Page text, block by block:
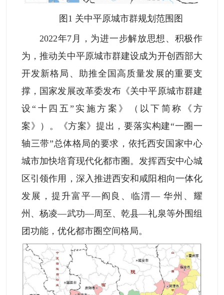
图1 关中平原城市群规划范围图
2022年7月，为进一步解放思想、积极作
为，推动关中平原城市群建设成为开创西部大
开发新格局、助推全国高质量发展的重要支
撑，国家发展改革委发布《关中平原城市群建
设“十四五”实施方案》（以下简称《方
案》）。《方案》提出，要落实构建“一圈一
轴三带”总体格局的要求，依托西安国家中心
城市加快培育现代化都市圈。发挥西安中心城
区引领作用，深入推进西安和咸阳相向一体化
发展，提升富平—阎良、临渭— 华州、耀
州、杨凌—武功—周至、乾县—礼泉等外围组
团功能，优化都市圈空间格局。